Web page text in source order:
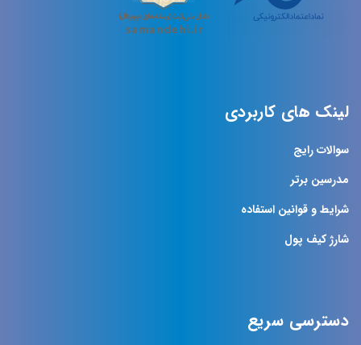
لینک های کاربردی
سوالات رایج
مدرسین برتر
شرایط و قوانین استفاده
شارژ کیف پول
دسترسی سریع